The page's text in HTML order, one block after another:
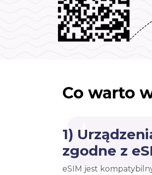
Co warto
1)
zgodne z
eSIM jest